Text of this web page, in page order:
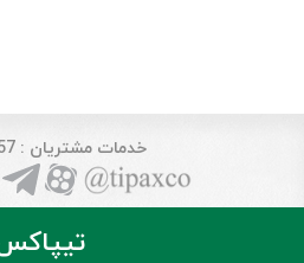
خدمات مشتریان : 8457 - 021